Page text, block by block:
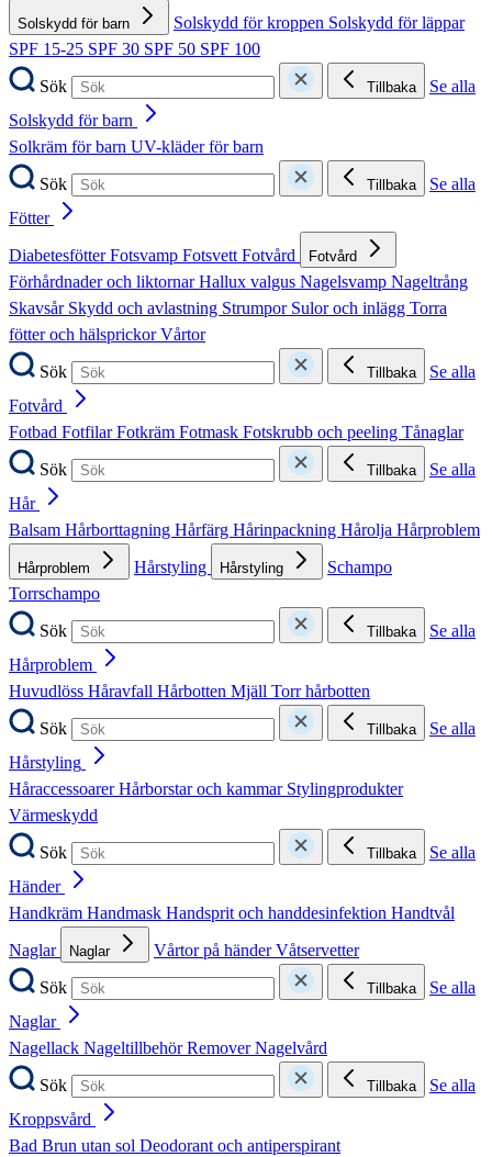
Solskydd för barn Solskydd för kroppen Solskydd för läppar
SPF 15-25 SPF 30 SPF 50 SPF 100
Sök
Tillbaka
Se alla
Solskydd för barn
Solkräm för barn UV-kläder för barn
Sök
Tillbaka
Se alla
Fötter
DiabetesfötterFotsvamp FotsvettFotvård Fotvård
Förhårdnader och liktornarHallux valgus Nagelsvamp Nageltrång
Skavsår Skydd och avlastning Strumpor Sulor och inlägg Torra
fötter och hälsprickorVårtor
Sök
Tillbaka
Se alla
Fotvård
Fotbad FotfilarFotkräm Fotmask Fotskrubb och peeling Tånaglar
Sök
Tillbaka
Se alla
Hår
Balsam Hårborttagning Hårfärg Hårinpackning Hårolja Hårproblem
Hårproblem Hårstyling Hårstyling
Schampo
Torrschampo
Sök
Tillbaka
Se alla
Hårproblem
Huvudlöss Håravfall Hårbotten Mjäll Torr hårbotten
Sök
Tillbaka
Se alla
Hårstyling
HåraccessoarerHårborstar och kammar Stylingprodukter
Värmeskydd
Sök
Tillbaka
Se alla
Händer
Handkräm Handmask Handsprit och handdesinfektion Handtvål
Naglar
Naglar Vårtor på händerVåtservetter
Sök
Tillbaka
Se alla
Naglar
Nagellack NageltillbehörRemoverNagelvård
Sök
Tillbaka
Se alla
Kroppsvård
Bad Brun utan sol Deodorant och antiperspirant